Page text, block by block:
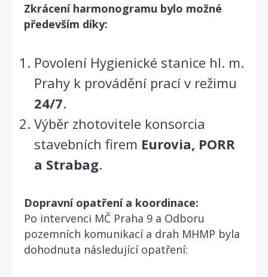
Zkrácení harmonogramu bylo možné
především díky:
Povolení Hygienické stanice hl. m.
Prahy k provádění prací v režimu
24/7.
Výběr zhotovitele konsorcia
stavebních firem Eurovia, PORR
a Strabag.
Dopravní opatření a koordinace:
Po intervenci MČ Praha 9 a Odboru
pozemních komunikací a drah MHMP byla
dohodnuta následující opatření: